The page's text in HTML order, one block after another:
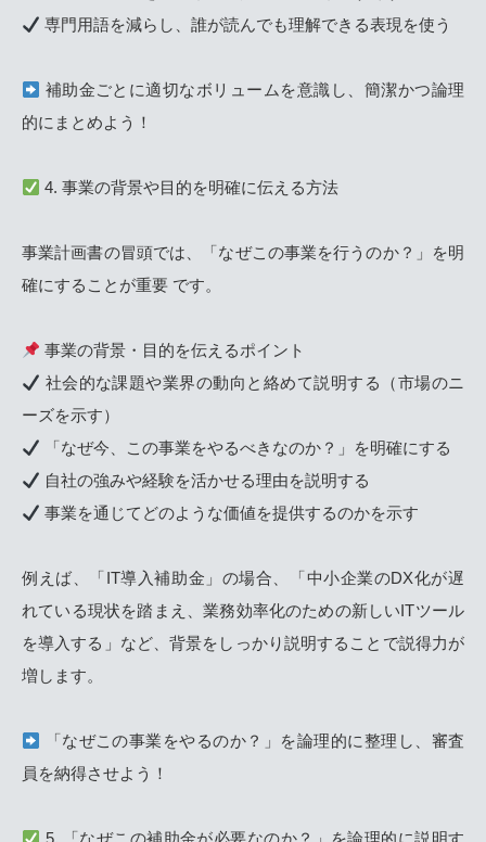
専門用語を減らし、誰が読んでも理解できる表現を使う
補助金ごとに適切なボリュームを意識し、簡潔かつ論理
的にまとめよう！
4. 事業の背景や目的を明確に伝える方法
事業計画書の冒頭では、「なぜこの事業を行うのか？」を明
確にすることが重要 です。
事業の背景・目的を伝えるポイント
社会的な課題や業界の動向と絡めて説明する（市場のニ
ーズを示す）
「なぜ今、この事業をやるべきなのか？」を明確にする
自社の強みや経験を活かせる理由を説明する
事業を通じてどのような価値を提供するのかを示す
例えば、「IT導入補助金」の場合、「中小企業のDX化が遅
れている現状を踏まえ、業務効率化のための新しいITツール
を導入する」など、背景をしっかり説明することで説得力が
増します。
「なぜこの事業をやるのか？」を論理的に整理し、審査
員を納得させよう！